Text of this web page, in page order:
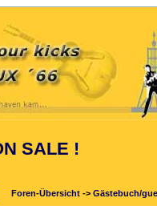
SALE !
Foren-Übersicht -> Gästebuch/